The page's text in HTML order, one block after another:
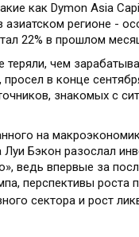
как Dymon Asia
азиатском регионе -
22% в прошлом
чем
в конце
знакомых с
на
Бэкон разослал
ведь впервые за
перспективы роста
сектора и рост